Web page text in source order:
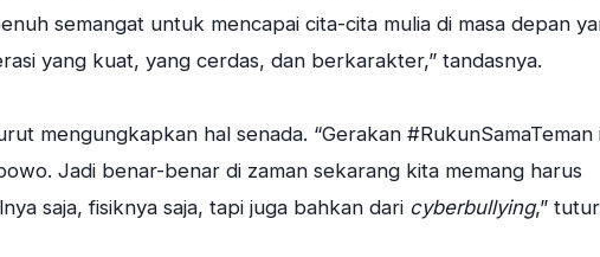
semangat untuk mencapai cita-cita mulia di masa depan
yang kuat, yang cerdas, dan berkarakter,” tandasnya.
mengungkapkan hal senada. “Gerakan #RukunSamaTeman
Jadi benar-benar di zaman sekarang kita memang harus
saja, fisiknya saja, tapi juga bahkan dari cyberbullying,” tutur